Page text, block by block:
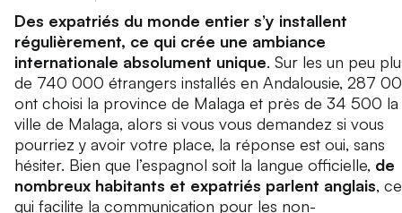
Des expatriés du monde entier s’y installent
régulièrement, ce qui crée une ambiance
internationale absolument unique. Sur les un peu
de 740 000 étrangers installés en Andalousie, 287
ont choisi la province de Malaga et près de 34 500 la
ville de Malaga, alors si vous vous demandez si vous
pourriez y avoir votre place, la réponse est oui, sans
hésiter. Bien que l’espagnol soit la langue officielle, de
nombreux habitants et expatriés parlent anglais, ce
qui facilite la communication pour les non-